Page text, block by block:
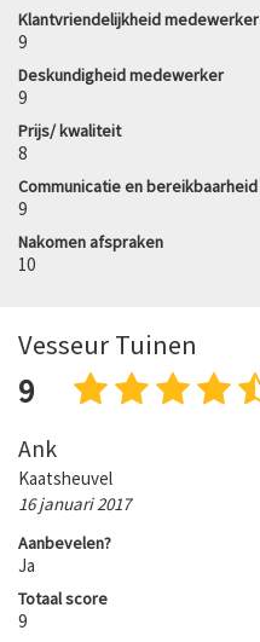
Klantvriendelijkheid medewerker
9
Deskundigheid medewerker
9
Prijs/ kwaliteit
8
Communicatie en bereikbaarheid
9
Nakomen afspraken
10
Vesseur Tuinen
9
Ank
Kaatsheuvel
16 januari 2017
Aanbevelen?
Ja
Totaal score
9